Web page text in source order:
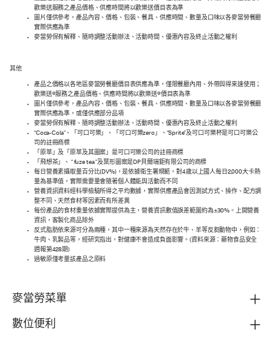
歡樂送服務之產品價格、供應時間將以歡樂送價目表為準
圖片僅供參考，產品內容、價格、包裝、餐具、供應時間、數量及口味以各麥當勞餐廳
實際供應為準
麥當勞保有解釋、隨時調整活動辦法、活動時間、優惠內容及終止活動之權利
其他
產品之價格以各地區麥當勞餐廳價目表供應為準，僅限餐廳內用、外帶與得來速使用；
歡樂送®服務之產品價格、供應時間將以歡樂送®價目表為準
圖片僅供參考，產品內容、價格、包裝、餐具、供應時間、數量及口味以各麥當勞餐廳
實際供應為準，或僅供應部分品項
麥當勞保有解釋、隨時調整活動辦法、活動時間、優惠內容及終止活動之權利
“Coca-Cola”、「可口可樂」、「可口可樂zero」、“Sprite”及可口可樂杯是可口可樂公
司的註冊商標
「原萃」及「原萃及其圖案」是可口可樂公司的註冊商標
「飛想茶」、 “ fuze tea ”及葉形圖案是DP貝爾瑞鉅有限公司的商標
每日營養素攝取量百分比(DV%)，是依據衛生署規範，對4歲以上國人每日2,000大卡熱
量為基準值，實際需要量會隨著個人體能與活動而不同
營養資訊資料經科學檢驗所得之平均數據，實際供應產品會因測試方式、操作、配方調
整不同、天然食材等因素而有所差異
每份產品的食材重量依據實際提供為主，營養資訊數值誤差範圍約為±30%。上開營養
資訊，客製化商品除外
反式脂肪依來源可分為兩種，其中一種來源為天然存在於牛、羊等反芻動物中，例如：
牛肉、乳製品等，經研究指出，對健康不會造成負面影響。(資料來源：藥物食品安全
週報第428期)
過敏原僅考量該產品之原料
麥當勞菜單
數位便利